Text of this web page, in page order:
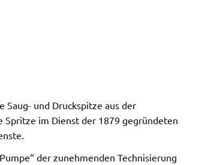
Saug- und Druckspitze aus der
Spritze im Dienst der 1879 gegründeten
der zunehmenden Technisierung